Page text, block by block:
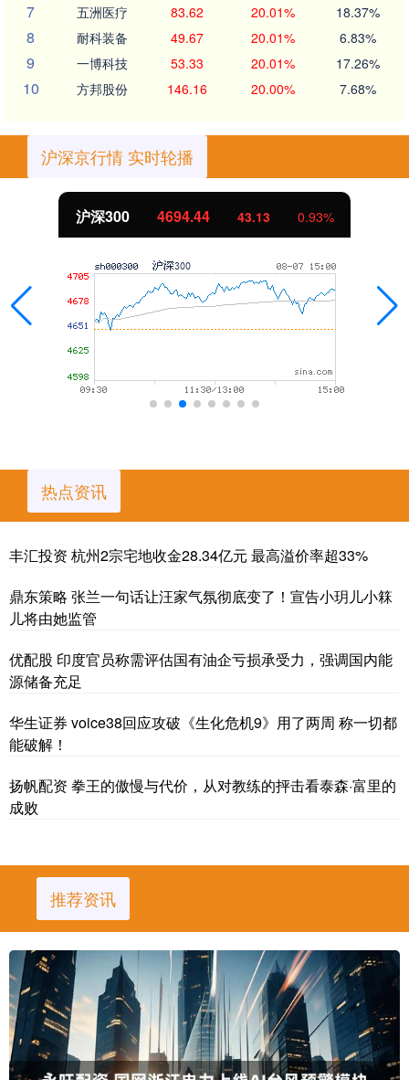
7 五洲医疗 83.62 20.01% 18.37%
8 耐科装备 49.67 20.01% 6.83%
9 一博科技 53.33 20.01% 17.26%
10 方邦股份 146.16 20.00% 7.68%
沪深京行情 实时轮播
沪深300 4694.44 43.13 0.93%
热点资讯
丰汇投资 杭州2宗宅地收金28.34亿元 最高溢价率超33%
鼎东策略 张兰一句话让汪家气氛彻底变了！宣告小玥儿小箖
儿将由她监管
优配股 印度官员称需评估国有油企亏损承受力，强调国内能
源储备充足
华生证券 voice38回应攻破《生化危机9》用了两周 称一切都
能破解！
扬帆配资 拳王的傲慢与代价，从对教练的抨击看泰森·富里的
成败
推荐资讯